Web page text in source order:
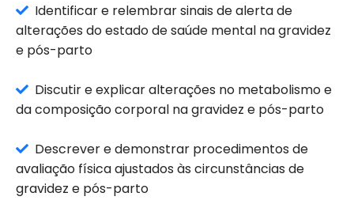
Identificar e relembrar sinais de alerta de
alterações do estado de saúde mental na gravidez
e pós-parto
Discutir e explicar alterações no metabolismo e
da composição corporal na gravidez e pós-parto
Descrever e demonstrar procedimentos de
avaliação física ajustados às circunstâncias de
gravidez e pós-parto